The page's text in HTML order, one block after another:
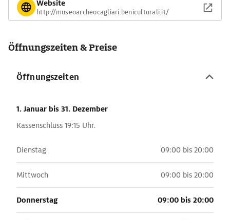
Website
http://museoarcheocagliari.beniculturali.it/
Öffnungszeiten & Preise
Öffnungszeiten
1. Januar bis 31. Dezember
Kassenschluss 19:15 Uhr.
Dienstag 09:00 bis 20:00
Mittwoch 09:00 bis 20:00
Donnerstag 09:00 bis 20:00